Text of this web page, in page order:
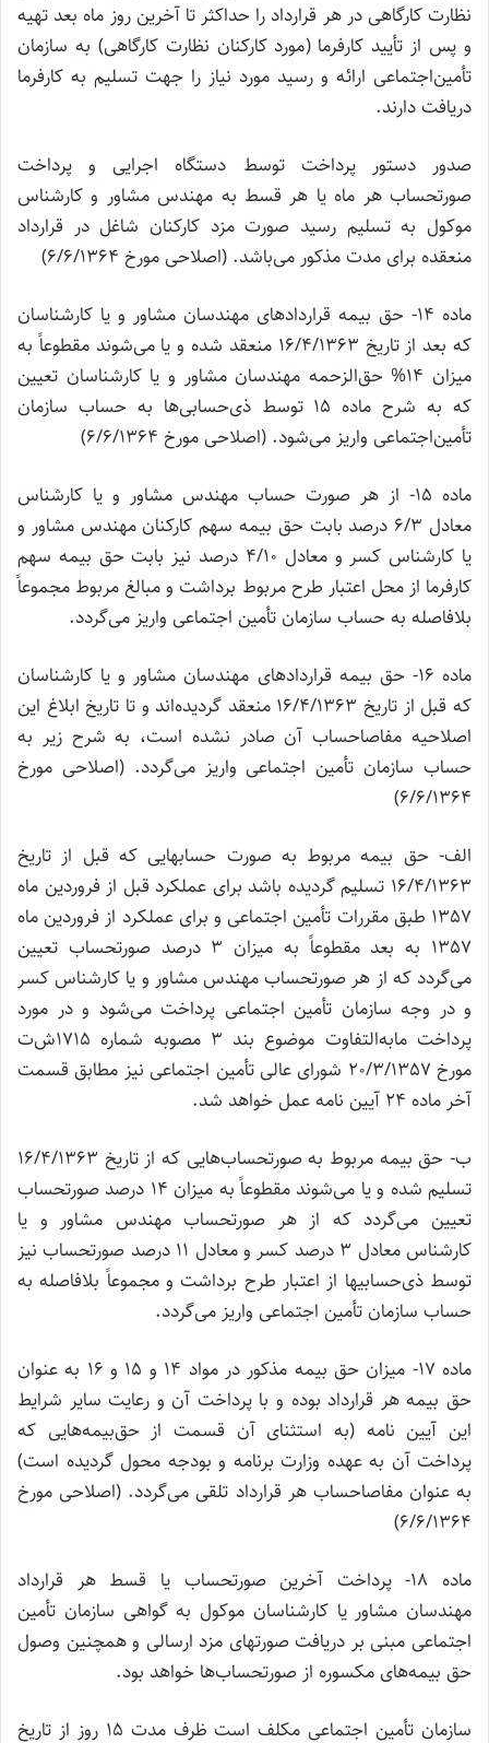
نظارت کارگاهی در هر قرارداد را حداکثر تا آخرین روز ماه بعد تهیه
و پس از تأیید کارفرما (مورد کارکنان نظارت کارگاهی) به سازمان
تأمین‌اجتماعی ارائه و رسید مورد نیاز را جهت تسلیم به کارفرما
دریافت دارند.
صدور دستور پرداخت توسط دستگاه اجرایی و پرداخت
صورتحساب هر ماه یا هر قسط به مهندس مشاور و کارشناس
موکول به تسلیم رسید صورت مزد کارکنان شاغل در قرارداد
منعقده برای مدت مذکور می‌باشد. (اصلاحی مورخ 6/6/1364)
ماده 14- حق بیمه قراردادهای مهندسان مشاور و یا کارشناسان
که بعد از تاریخ 16/4/1363 منعقد شده و یا می‌شوند مقطوعاً به
میزان 14% حق‌الزحمه مهندسان مشاور و یا کارشناسان تعیین
که به شرح ماده 15 توسط ذی‌حسابی‌ها به حساب سازمان
تأمین‌اجتماعی واریز می‌شود. (اصلاحی مورخ 6/6/1364)
ماده 15- از هر صورت حساب مهندس مشاور و یا کارشناس
معادل 6/3 درصد بابت حق بیمه سهم کارکنان مهندس مشاور و
یا کارشناس کسر و معادل 4/10 درصد نیز بابت حق بیمه سهم
کارفرما از محل اعتبار طرح مربوط برداشت و مبالغ مربوط مجموعاً
بلافاصله به حساب سازمان تأمین اجتماعی واریز می‌گردد.
ماده 16- حق بیمه قراردادهای مهندسان مشاور و یا کارشناسان
که قبل از تاریخ 16/4/1363 منعقد گردیده‌اند و تا تاریخ ابلاغ این
اصلاحیه مفاصاحساب آن صادر نشده است، به شرح زیر به
حساب سازمان تأمین اجتماعی واریز می‌گردد. (اصلاحی مورخ
6/6/1364)
الف- حق بیمه مربوط به صورت حسابهایی که قبل از تاریخ
16/4/1363 تسلیم گردیده باشد برای عملکرد قبل از فروردین ماه
1357 طبق مقررات تأمین اجتماعی و برای عملکرد از فروردین ماه
1357 به بعد مقطوعاً به میزان 3 درصد صورتحساب تعیین
می‌گردد که از هر صورتحساب مهندس مشاور و یا کارشناس کسر
و در وجه سازمان تأمین اجتماعی پرداخت می‌شود و در مورد
پرداخت مابه‌‌التفاوت موضوع بند 3 مصوبه شماره 1715ش‌ت
مورخ 20/3/1357 شورای عالی تأمین اجتماعی نیز مطابق قسمت
آخر ماده 24 آیین نامه عمل خواهد شد.
ب- حق بیمه مربوط به صورتحساب‌هایی که از تاریخ 16/4/1363
تسلیم شده و یا می‌شوند مقطوعاً به میزان 14 درصد صورتحساب
تعیین می‌گردد که از هر صورتحساب مهندس مشاور و یا
کارشناس معادل 3 درصد کسر و معادل 11 درصد صورتحساب نیز
توسط ذی‌حسابیها از اعتبار طرح برداشت و مجموعاً بلافاصله به
حساب سازمان تأمین اجتماعی واریز می‌گردد.
ماده 17- میزان حق بیمه مذکور در مواد 14 و 15 و 16 به عنوان
حق بیمه هر قرارداد بوده و با پرداخت آن و رعایت سایر شرایط
این آیین نامه (به استثنای آن قسمت از حق‌بیمه‌هایی که
پرداخت آن به عهده وزارت برنامه و بودجه محول گردیده است)
به عنوان مفاصاحساب هر قرارداد تلقی می‌گردد. (اصلاحی مورخ
6/6/1364)
ماده 18- پرداخت آخرین صورتحساب یا قسط هر قرارداد
مهندسان مشاور یا کارشناسان موکول به گواهی سازمان تأمین
اجتماعی مبنی بر دریافت صورتهای مزد ارسالی و همچنین وصول
حق بیمه‌های مکسوره از صورتحساب‌ها خواهد بود.
سازمان تأمین اجتماعی مکلف است ظرف مدت 15 روز از تاریخ